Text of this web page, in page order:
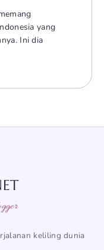
yang
Ini dia
keliling dunia